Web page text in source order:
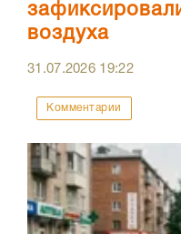
воздуха
31.07.2026 19:22
Комментарии